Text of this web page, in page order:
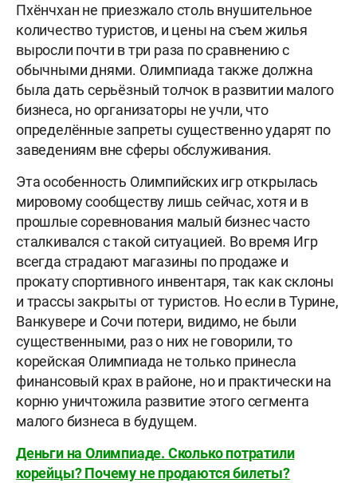
Пхёнчхан не приезжало столь внушительное
количество туристов, и цены на съем жилья
выросли почти в три раза по сравнению с
обычными днями. Олимпиада также должна
была дать серьёзный толчок в развитии малого
бизнеса, но организаторы не учли, что
определённые запреты существенно ударят по
заведениям вне сферы обслуживания.
Эта особенность Олимпийских игр открылась
мировому сообществу лишь сейчас, хотя и в
прошлые соревнования малый бизнес часто
сталкивался с такой ситуацией. Во время Игр
всегда страдают магазины по продаже и
прокату спортивного инвентаря, так как склоны
и трассы закрыты от туристов. Но если в Турине,
Ванкувере и Сочи потери, видимо, не были
существенными, раз о них не говорили, то
корейская Олимпиада не только принесла
финансовый крах в районе, но и практически на
корню уничтожила развитие этого сегмента
малого бизнеса в будущем.
Деньги на Олимпиаде. Сколько потратили
корейцы? Почему не продаются билеты?